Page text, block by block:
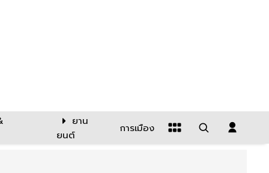
ยาน
ยนต์
การเมือง